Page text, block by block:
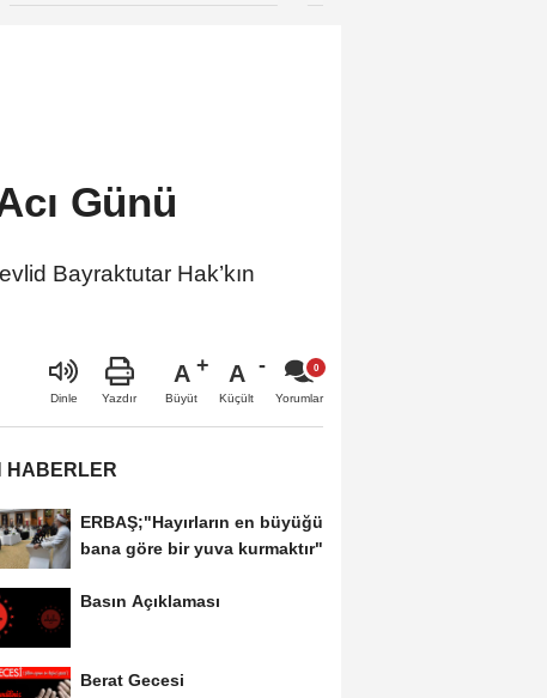
Günü
Bayraktutar Hak’kın
Dinle Yazdır
A
Büyüt
A
Küçült Yorumlar
HABERLER
ERBAŞ;"Hayırların en büyüğü
bana göre bir yuva kurmaktır"
Basın Açıklaması
Berat Gecesi